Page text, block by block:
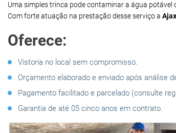
Uma simples trinca pode contaminar a água
Com forte atuação na prestação desse serviço a
Oferece:
Vistoria no local sem compromisso.
Orçamento elaborado e enviado após análise
Pagamento facilitado e parcelado (consulte
Garantia de até 05 cinco anos em contrato.